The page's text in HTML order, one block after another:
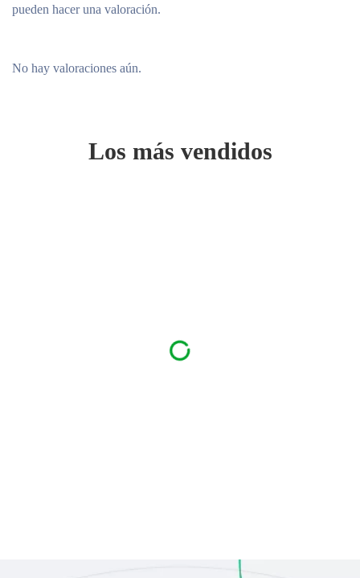
No hay valoraciones aún.
pueden hacer una valoración.
Los más vendidos